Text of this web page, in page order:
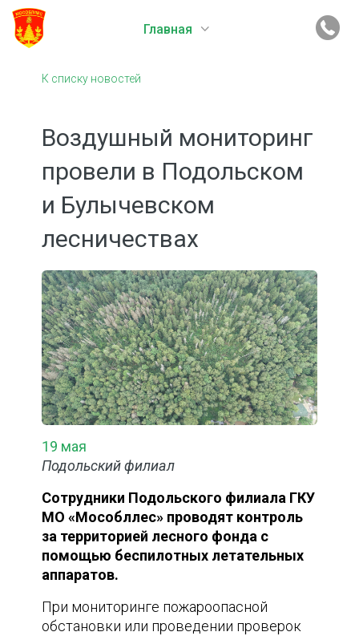
Главная
К списку новостей
Воздушный мониторинг
провели в Подольском
и Булычевском
лесничествах
19 мая
Подольский филиал
Сотрудники Подольского филиала ГКУ
МО «Мособллес» проводят контроль
за территорией лесного фонда с
помощью беспилотных летательных
аппаратов.
При мониторинге пожароопасной
обстановки или проведении проверок